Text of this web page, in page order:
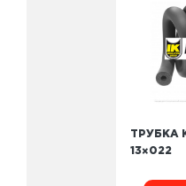
ТРУБКА
13×022